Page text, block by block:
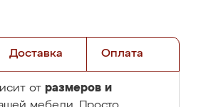
Доставка Оплата
от размеров и